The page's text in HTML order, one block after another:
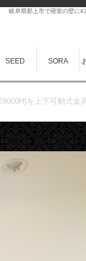
岐阜県郡上市で寝室の壁に
SEED SORA
を上下可動式金